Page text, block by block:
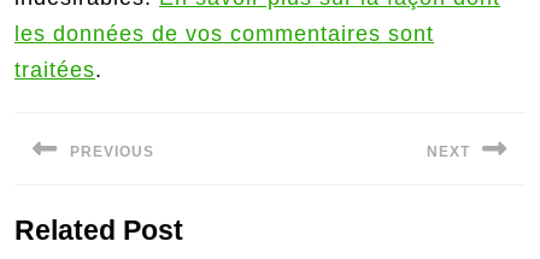
les données de vos commentaires sont
traitées.
l’article
PREVIOUS
post:
NEXT
Related Post